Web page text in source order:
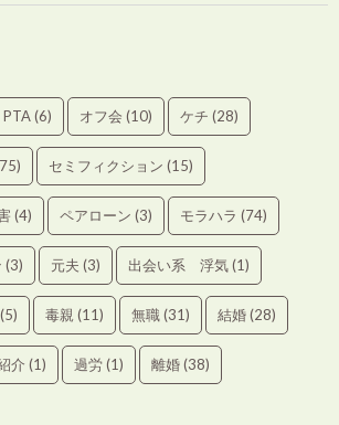
PTA(6) オフ会 (10) ケチ (28)
セミフィクション (15)
(4) ペアローン (3) モラハラ (74)
(3) 元夫 (3) 出会い系 浮気(1)
(5) 毒親 (11) 無職(31) 結婚(28)
介 (1) 過労(1) 離婚(38)